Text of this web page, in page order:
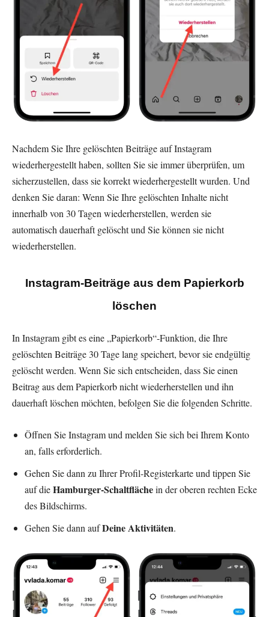
Nachdem Sie Ihre gelöschten Beiträge auf Instagram
wiederhergestellt haben, sollten Sie sie immer überprüfen, um
sicherzustellen, dass sie korrekt wiederhergestellt wurden. Und
denken Sie daran: Wenn Sie Ihre gelöschten Inhalte nicht
innerhalb von 30 Tagen wiederherstellen, werden sie
automatisch dauerhaft gelöscht und Sie können sie nicht
wiederherstellen.
Instagram-Beiträge aus dem Papierkorb
löschen
In Instagram gibt es eine „Papierkorb“-Funktion, die Ihre
gelöschten Beiträge 30 Tage lang speichert, bevor sie endgültig
gelöscht werden. Wenn Sie sich entscheiden, dass Sie einen
Beitrag aus dem Papierkorb nicht wiederherstellen und ihn
dauerhaft löschen möchten, befolgen Sie die folgenden Schritte.
Öffnen Sie Instagram und melden Sie sich bei Ihrem Konto
an, falls erforderlich.
Gehen Sie dann zu Ihrer Profil-Registerkarte und tippen Sie
auf dieHamburger-Schaltflächein der oberen rechten Ecke
des Bildschirms.
Gehen Sie dann aufDeine Aktivitäten.